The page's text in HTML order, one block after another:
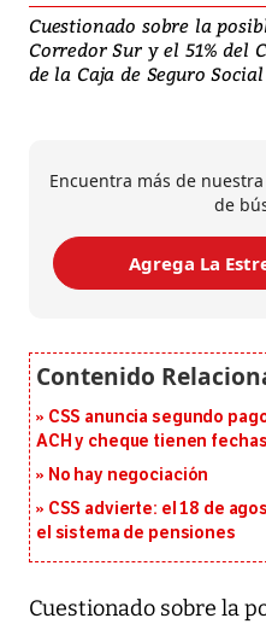
Cuestionado sobre la
Corredor Sur y el 51% del
de la Caja de Seguro Social
Encuentra más de
de
Agrega La
CSS anuncia segundo
ACH y cheque tienen
No hay negociación
CSS advierte: el 18 de
el sistema de pensiones
Cuestionado sobre la